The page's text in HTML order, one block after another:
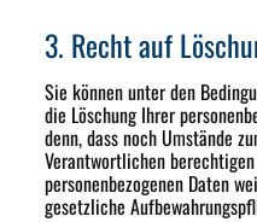
3. Recht auf
Sie können unter den
die Löschung Ihrer
denn, dass noch Umstände
Verantwortlichen
personenbezogenen Daten
gesetzliche